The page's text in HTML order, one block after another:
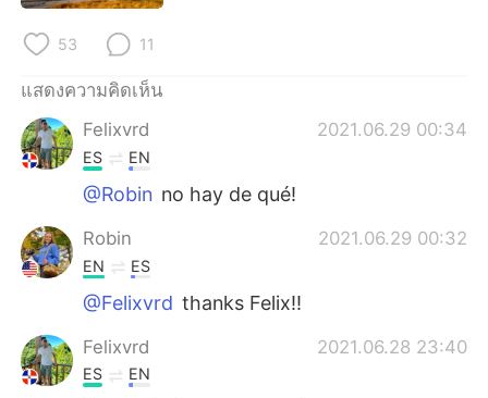
Indonesia
Türkçe
Português
53 11
แสดงความคิดเห็น
Felixvrd
2021.06.29 00:34
ES EN
@Robin no hay de qué!
Robin 2021.06.29 00:32
EN ES
@Felixvrd thanks Felix!!
Felixvrd 2021.06.28 23:40
ES EN